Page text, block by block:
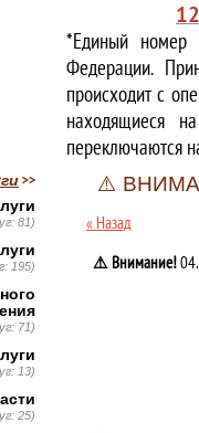
*Единый номер
Федерации.
происходит с
находящиеся
переключаются
​​⚠️
« Назад
​​⚠️ Внимание!
81)
195)
71)
13)
25)